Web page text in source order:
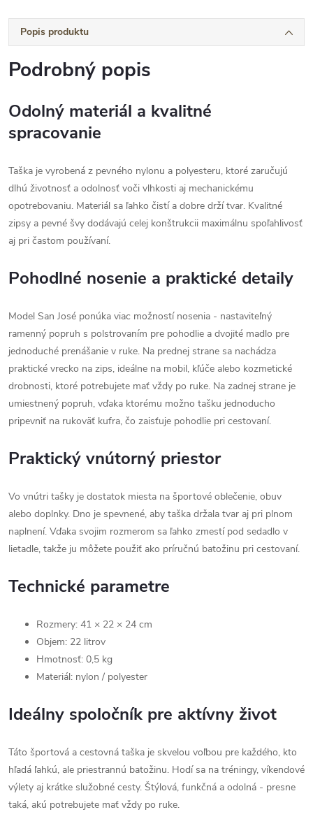
Popis produktu
Podrobný popis
Odolný materiál a kvalitné
spracovanie
Taška je vyrobená z pevného nylonu a polyesteru, ktoré zaručujú
dlhú životnosť a odolnosť voči vlhkosti aj mechanickému
opotrebovaniu. Materiál sa ľahko čistí a dobre drží tvar. Kvalitné
zipsy a pevné švy dodávajú celej konštrukcii maximálnu spoľahlivosť
aj pri častom používaní.
Pohodlné nosenie a praktické detaily
Model San José ponúka viac možností nosenia - nastaviteľný
ramenný popruh s polstrovaním pre pohodlie a dvojité madlo pre
jednoduché prenášanie v ruke. Na prednej strane sa nachádza
praktické vrecko na zips, ideálne na mobil, kľúče alebo kozmetické
drobnosti, ktoré potrebujete mať vždy po ruke. Na zadnej strane je
umiestnený popruh, vďaka ktorému možno tašku jednoducho
pripevniť na rukoväť kufra, čo zaisťuje pohodlie pri cestovaní.
Praktický vnútorný priestor
Vo vnútri tašky je dostatok miesta na športové oblečenie, obuv
alebo doplnky. Dno je spevnené, aby taška držala tvar aj pri plnom
naplnení. Vďaka svojim rozmerom sa ľahko zmestí pod sedadlo v
lietadle, takže ju môžete použiť ako príručnú batožinu pri cestovaní.
Technické parametre
Rozmery: 41 × 22 × 24 cm
Objem: 22 litrov
Hmotnosť: 0,5 kg
Materiál: nylon / polyester
Ideálny spoločník pre aktívny život
Táto športová a cestovná taška je skvelou voľbou pre každého, kto
hľadá ľahkú, ale priestrannú batožinu. Hodí sa na tréningy, víkendové
výlety aj krátke služobné cesty. Štýlová, funkčná a odolná - presne
taká, akú potrebujete mať vždy po ruke.